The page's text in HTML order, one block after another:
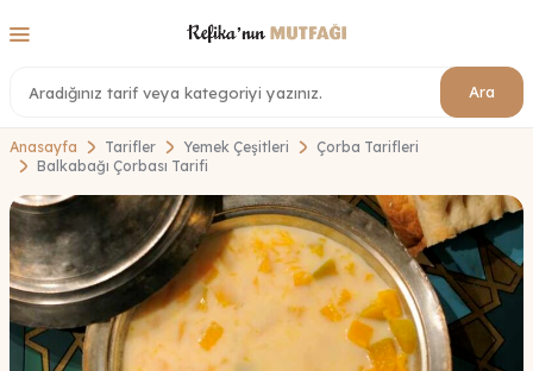
Ara
Anasayfa Tarifler Yemek Çeşitleri
Çorba Tarifleri
Balkabağı Çorbası Tarifi